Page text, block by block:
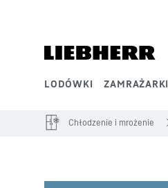
LODÓWKI ZAMRAŻARKI
Chłodzenie i mrożenie